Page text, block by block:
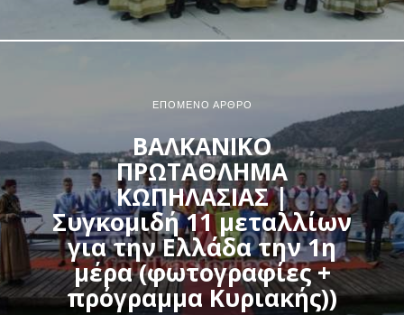
ΕΠΌΜΕΝΟ ΆΡΘΡΟ
ΒΑΛΚΑΝΙΚΟ
ΠΡΩΤΑΘΛΗΜΑ
ΚΩΠΗΛΑΣΙΑΣ |
Συγκομιδή 11 μεταλλίων
για την Ελλάδα την 1η
μέρα (φωτογραφίες +
πρόγραμμα Κυριακής))